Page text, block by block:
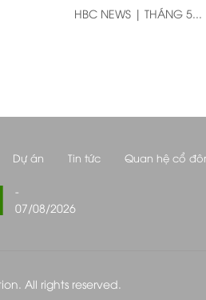
HBC NEWS | THÁNG 5...
Dự án Tin tức Quan hệ cổ
-
07/08/2026
All rights reserved.